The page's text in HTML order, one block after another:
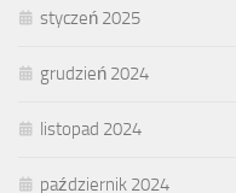
styczeń 2025
grudzień 2024
listopad 2024
październik 2024